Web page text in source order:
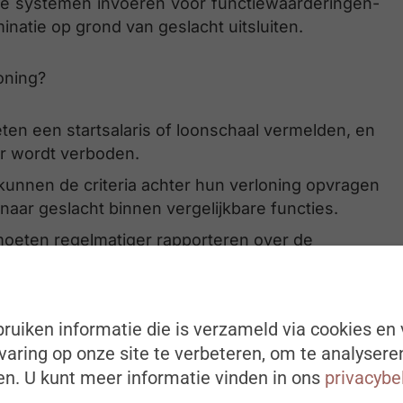
op grond van geslacht uitsluiten.
een startsalaris of loonschaal vermelden, en
wordt verboden.
de criteria achter hun verloning opvragen
geslacht binnen vergelijkbare functies.
regelmatiger rapporteren over de
werknemers) en periodieke rapporten voor
informatie die is verzameld via cookies en
op onze site te verbeteren, om te
U kunt meer informatie vinden in ons